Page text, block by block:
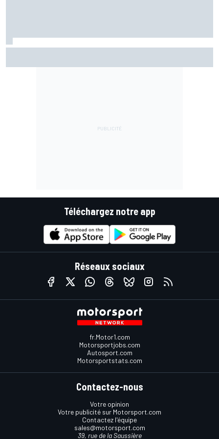
Téléchargez notre app
Réseaux sociaux
fr.Motor1.com
Motorsportjobs.com
Autosport.com
Motorsportstats.com
Contactez-nous
Votre opinion
Votre publicité sur Motorsport.com
Contactez l'équipe
sales@motorsport.com
39, rue de la Saussière